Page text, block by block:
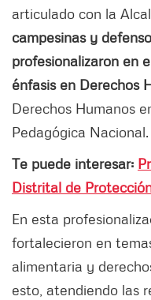
articulado con la
campesinas y
profesionalizaron en
énfasis en Derechos
Derechos Humanos
Pedagógica Nacional.
Te puede interesar:
Distrital de
En esta
fortalecieron en
alimentaria y
esto, atendiendo las